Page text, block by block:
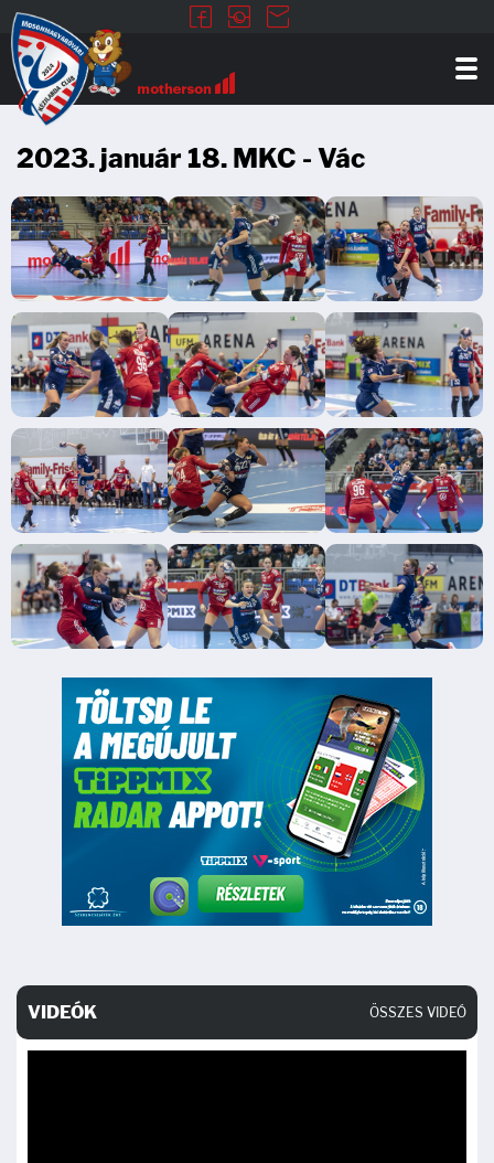
2023. január 18. MKC - Vác
VIDEÓK ÖSSZES VIDEÓ